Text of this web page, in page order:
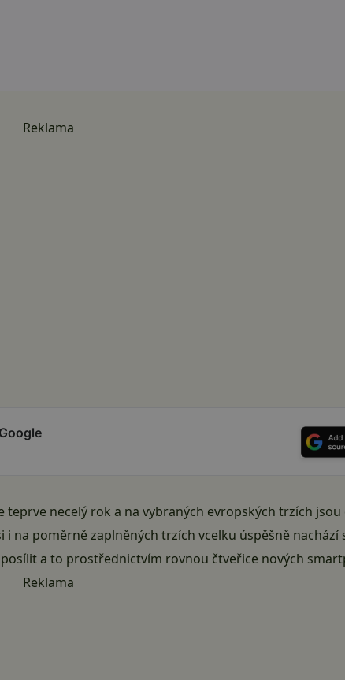
Reklama
teprve necelý rok a na vybraných evropských trzích
na poměrně zaplněných trzích vcelku úspěšně nachází
a to prostřednictvím rovnou čtveřice nových
Reklama